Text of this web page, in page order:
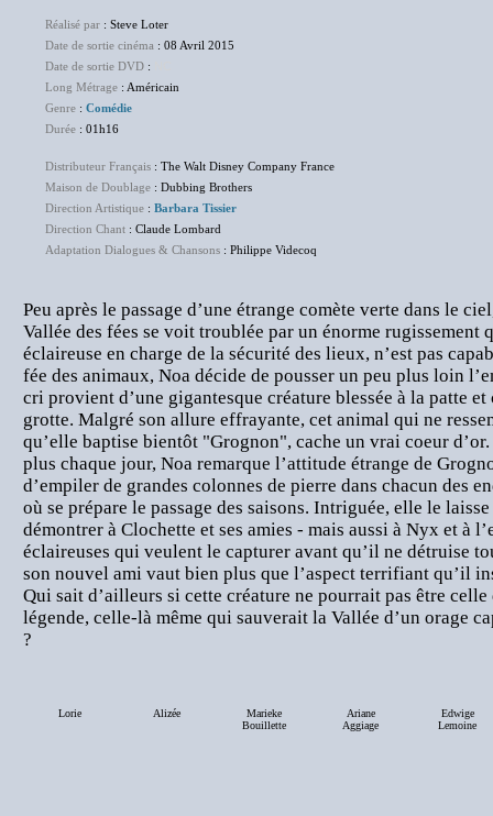
Réalisé par : Steve Loter
Date de sortie cinéma : 08 Avril 2015
Date de sortie DVD :
Long Métrage : Américain
Genre : Comédie
Durée : 01h16
Distributeur Français : The Walt Disney Company France
Maison de Doublage : Dubbing Brothers
Direction Artistique : Barbara Tissier
Direction Chant : Claude Lombard
Adaptation Dialogues & Chansons : Philippe Videcoq
Peu après le passage d’une étrange comète verte dans le
Vallée des fées se voit troublée par un énorme rugissement
éclaireuse en charge de la sécurité des lieux, n’est pas
fée des animaux, Noa décide de pousser un peu plus loin
cri provient d’une gigantesque créature blessée à la patte et
grotte. Malgré son allure effrayante, cet animal qui ne
qu’elle baptise bientôt "Grognon", cache un vrai coeur
plus chaque jour, Noa remarque l’attitude étrange de
d’empiler de grandes colonnes de pierre dans chacun des
où se prépare le passage des saisons. Intriguée, elle le
démontrer à Clochette et ses amies - mais aussi à Nyx et à
éclaireuses qui veulent le capturer avant qu’il ne détruise
son nouvel ami vaut bien plus que l’aspect terrifiant qu’il
Qui sait d’ailleurs si cette créature ne pourrait pas être
légende, celle-là même qui sauverait la Vallée d’un orage
?
Lorie Alizée
Marieke
Bouillette
Ariane
Aggiage
Edwige
Lemoine